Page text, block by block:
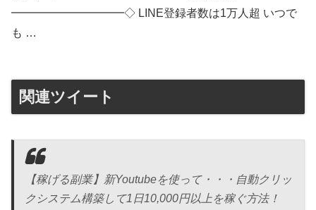
━━━━━━━━━━◇ LINE登録者数は1万人超 いつで
も …
関連ツイート
【稼げる副業】新Youtubeを使って・・・自動クリッ
クシステム構築して1日10,000円以上を稼ぐ方法！